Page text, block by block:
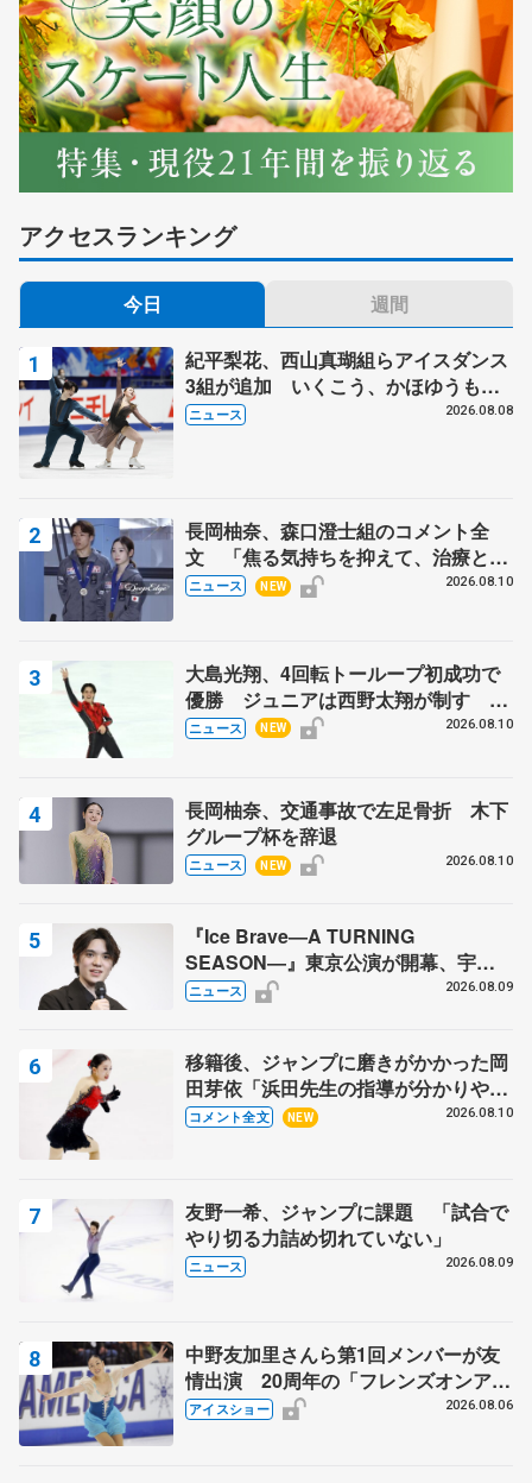
アクセスランキング
今日 週間
紀平梨花、西山真瑚組らアイスダンス
3組が追加 いくこう、かほゆうも、
木下グループ杯
ニュース 2026.08.08
長岡柚奈、森口澄士組のコメント全
文 「焦る気持ちを抑えて、治療とリ
ハビリに専念」、木下グループ杯辞退
ニュース NEW 2026.08.10
大島光翔、4回転トーループ初成功で
優勝 ジュニアは西野太翔が制す 関
東サマートロフィー最終日
ニュース NEW 2026.08.10
長岡柚奈、交通事故で左足骨折 木下
グループ杯を辞退
ニュース NEW 2026.08.10
『Ice Brave―A TURNING
SEASON―』東京公演が開幕、宇野
昌磨の『Ice Brave』にかける思いを
ニュース 2026.08.09
移籍後、ジャンプに磨きがかかった岡
田芽依「浜田先生の指導が分かりやす
く、しっくりくる」 苦戦中のオンラ
コメント全文 NEW 2026.08.10
友野一希、ジャンプに課題 「試合で
やり切る力詰め切れていない」
ニュース 2026.08.09
中野友加里さんら第1回メンバーが友
情出演 20周年の「フレンズオンアイ
ス」 宮本賢二さん、有川梨絵さん、
アイスショー 2026.08.06